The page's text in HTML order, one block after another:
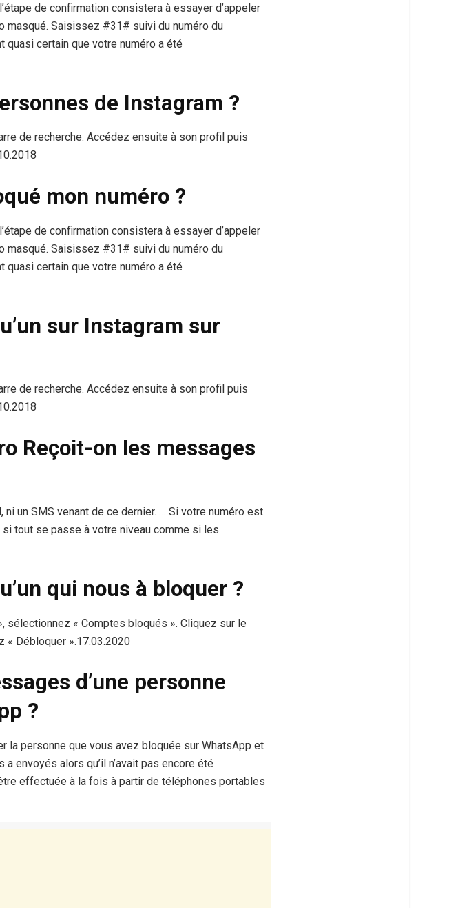
de confirmation consistera à essayer d’appeler
masqué. Saisissez #31# suivi du numéro du
quasi certain que votre numéro a été
de Instagram ?
de recherche. Accédez ensuite à son profil puis
mon numéro ?
de confirmation consistera à essayer d’appeler
masqué. Saisissez #31# suivi du numéro du
quasi certain que votre numéro a été
sur Instagram sur
de recherche. Accédez ensuite à son profil puis
Reçoit-on les messages
ni un SMS venant de ce dernier. … Si votre numéro est
tout se passe à votre niveau comme si les
qui nous à bloquer ?
sélectionnez « Comptes bloqués ». Cliquez sur le
Débloquer ».17.03.2020
d’une personne
?
la personne que vous avez bloquée sur WhatsApp et
envoyés alors qu’il n’avait pas encore été
effectuée à la fois à partir de téléphones portables